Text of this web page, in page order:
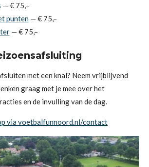
— € 75,–
punten— € 75,–
— € 75,–
met een knal? Neem vrijblijvend
graag met je mee over het
en de invulling van de dag.
via voetbalfunnoord.nl/contact